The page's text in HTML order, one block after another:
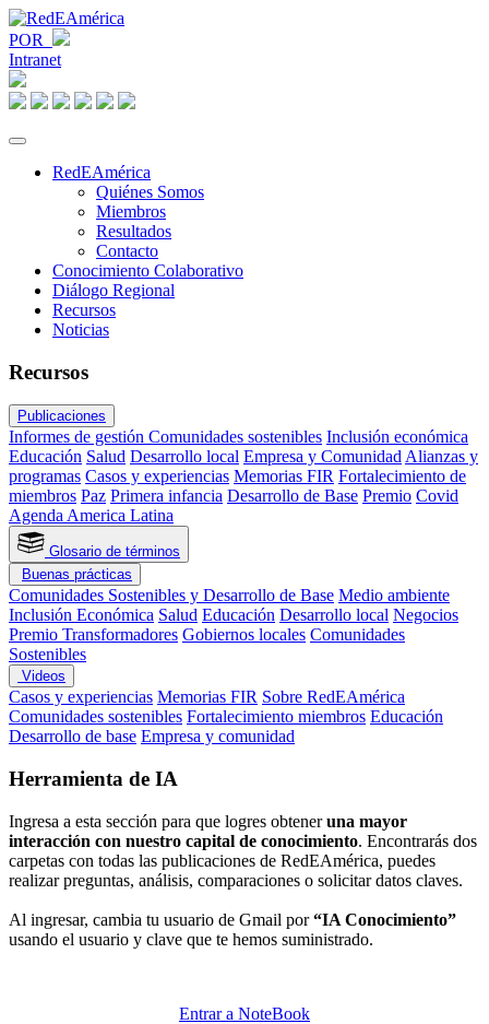
POR
Intranet
RedEAmérica
Quiénes Somos
Miembros
Resultados
Contacto
Conocimiento Colaborativo
Diálogo Regional
Recursos
Noticias
Recursos
Publicaciones
Informes de gestión Comunidades sostenibles Inclusión económica
Educación Salud Desarrollo local Empresa y ComunidadAlianzas y
programas Casos y experiencias Memorias FIR Fortalecimiento de
miembros Paz Primera infancia Desarrollo de Base Premio Covid
Agenda America Latina
Glosario de términos
Buenas prácticas
Comunidades Sostenibles y Desarrollo de Base Medio ambiente
Inclusión Económica Salud Educación Desarrollo local Negocios
Premio Transformadores Gobiernos locales Comunidades
Sostenibles
Videos
Casos y experiencias Memorias FIR Sobre RedEAmérica
Comunidades sostenibles Fortalecimiento miembros Educación
Desarrollo de base Empresa y comunidad
Herramienta de IA
Ingresa a esta sección para que logres obteneruna mayor
interacción con nuestro capital de conocimiento. Encontrarás dos
carpetas con todas las publicaciones de RedEAmérica, puedes
realizar preguntas, análisis, comparaciones o solicitar datos claves.
Al ingresar, cambia tu usuario de Gmail por“IA Conocimiento”
usando el usuario y clave que te hemos suministrado.
Entrar a NoteBook